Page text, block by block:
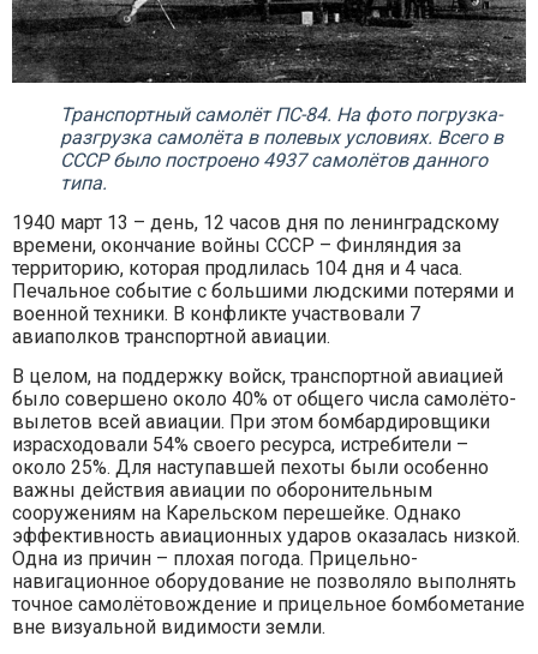
Транспортный самолёт ПС-84. На фото погрузка-
разгрузка самолёта в полевых условиях. Всего в
СССР было построено 4937 самолётов данного
типа.
1940 март 13 – день, 12 часов дня по ленинградскому
времени, окончание войны СССР – Финляндия за
территорию, которая продлилась 104 дня и 4 часа.
Печальное событие с большими людскими потерями и
военной техники. В конфликте участвовали 7
авиаполков транспортной авиации.
В целом, на поддержку войск, транспортной авиацией
было совершено около 40% от общего числа самолёто-
вылетов всей авиации. При этом бомбардировщики
израсходовали 54% своего ресурса, истребители –
около 25%. Для наступавшей пехоты были особенно
важны действия авиации по оборонительным
сооружениям на Карельском перешейке. Однако
эффективность авиационных ударов оказалась низкой.
Одна из причин – плохая погода. Прицельно-
навигационное оборудование не позволяло выполнять
точное самолётовождение и прицельное бомбометание
вне визуальной видимости земли.